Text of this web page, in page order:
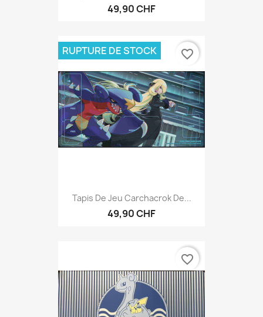
49,90 CHF
Tapis De Jeu Carchacrok De...
49,90 CHF
RUPTURE DE STOCK favorite_border
favorite_border